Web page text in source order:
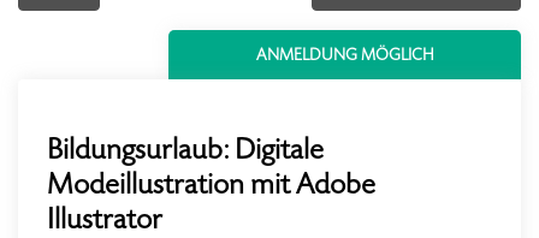
ANMELDUNG MÖGLICH
Bildungsurlaub: Digitale
Modeillustration mit Adobe
Illustrator